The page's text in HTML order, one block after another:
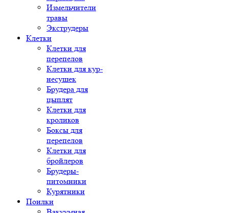
Измельчители
травы
Экструдеры
Клетки
Клетки для
перепелов
Клетки для кур-
несушек
Брудера для
цыплят
Клетки для
кроликов
Боксы для
перепелов
Клетки для
бройлеров
Брудеры-
питомники
Курятники
Поилки